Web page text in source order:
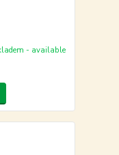
- available